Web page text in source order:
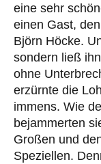
eine sehr
einen Gast,
Björn Höcke.
sondern ließ
ohne
erzürnte die
immens. Wie
bejammerten
Großen und
Speziellen.